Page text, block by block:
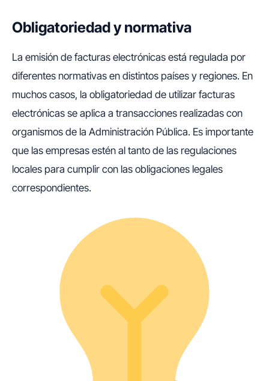
Obligatoriedad y normativa
La emisión de facturas electrónicas está regulada por
diferentes normativas en distintos países y regiones. En
muchos casos, la obligatoriedad de utilizar facturas
electrónicas se aplica a transacciones realizadas con
organismos de la Administración Pública. Es importante
que las empresas estén al tanto de las regulaciones
locales para cumplir con las obligaciones legales
correspondientes.